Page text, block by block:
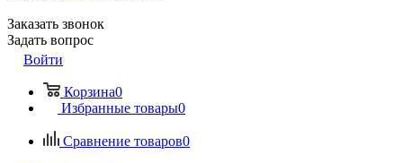
Заказать звонок
Задать вопрос
Войти
Корзина0
Избранные товары0
Сравнение товаров0